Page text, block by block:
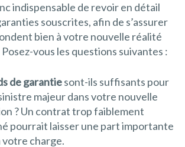
indispensable de revoir en détail
souscrites, afin de s’assurer
bien à votre nouvelle réalité
vous les questions suivantes :
de garantiesont-ils suffisants pour
majeur dans votre nouvelle
? Un contrat trop faiblement
pourrait laisser une part importante
votre charge.